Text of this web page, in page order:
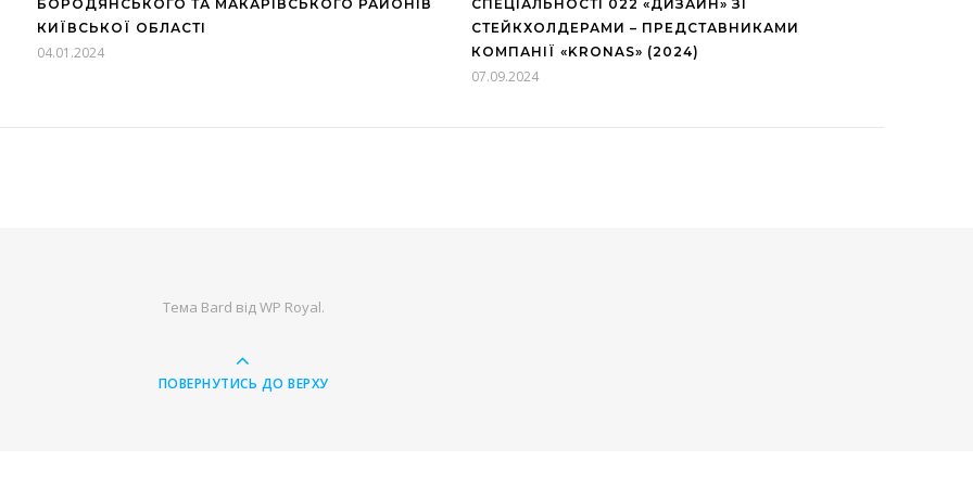
БОРОДЯНСЬКОГО ТА МАКАРІВСЬКОГО РАЙОНІВ
КИЇВСЬКОЇ ОБЛАСТІ
04.01.2024
СПЕЦІАЛЬНОСТІ 022 «ДИЗАЙН» ЗІ
СТЕЙКХОЛДЕРАМИ – ПРЕДСТАВНИКАМИ
КОМПАНІЇ «KRONAS» (2024)
07.09.2024
Тема Bard відWP Royal.
ПОВЕРНУТИСЬ ДО ВЕРХУ